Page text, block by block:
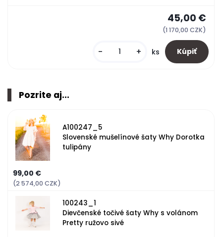
45,00 €
(1 170,00 CZK)
- + ks
Pozrite aj...
A100247_5
Slovenské mušelínové šaty Why Dorotka
tulipány
99,00 €
(2 574,00 CZK)
100243_1
Dievčenské točivé šaty Why s volánom
Pretty ružovo sivé